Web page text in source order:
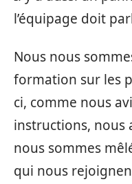
l’équipage doit
Nous nous
formation sur les
ci, comme nous
instructions, nous
nous sommes
qui nous